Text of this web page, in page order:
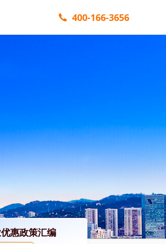
400-166-3656
惠政策汇编